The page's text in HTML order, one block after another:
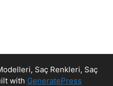
Saç Renkleri, Saç
with GeneratePress